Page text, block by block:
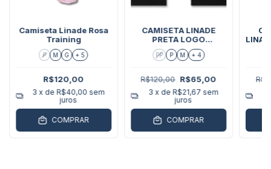
Camiseta Linade Rosa
Training
P M G + 5
R$120,00
3 x de R$40,00 sem
juros
COMPRAR
CAMISETA LINADE
PRETA LOGO
VERTICAL
PP P M + 4
R$120,00 R$65,00
3 x de R$21,67 sem
juros
COMPRAR